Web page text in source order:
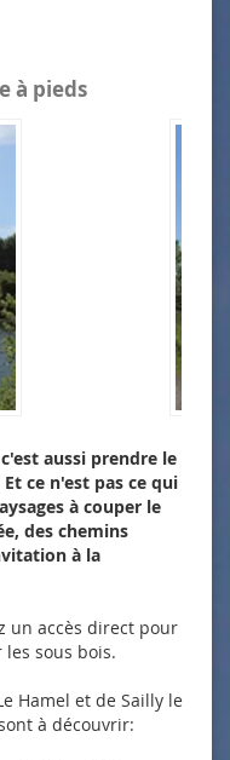
à pieds
aussi prendre le
ce n'est pas ce qui
à couper le
des chemins
à la
un accès direct pour
sous bois.
Hamel et de Sailly le
à découvrir: